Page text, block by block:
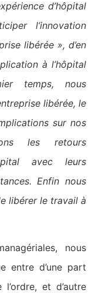
d’hôpital
l’innovation
libérée », d’en
à l’hôpital
temps, nous
libérée, le
sur nos
les retours
avec leurs
Enfin nous
libérer le travail à
nous
entre d’une part
et d’autre